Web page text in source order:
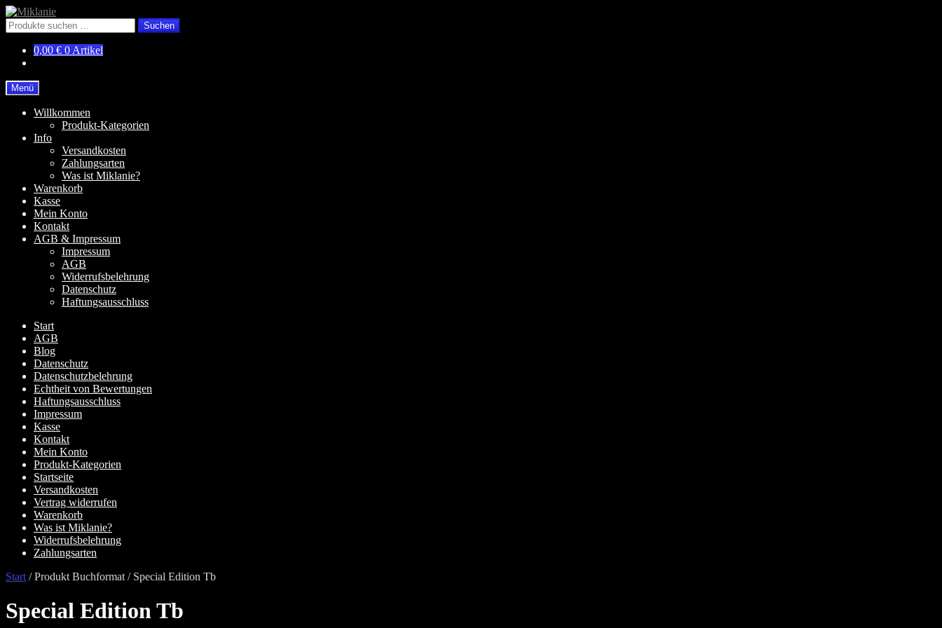
Zur
Navigation
springen
Zum
Inhalt
springen
Suchen
nach:
Suchen
0,00 € 0 Artikel
Menü
Willkommen
Produkt-Kategorien
Info
Versandkosten
Zahlungsarten
Was ist Miklanie?
Warenkorb
Kasse
Mein Konto
Kontakt
AGB & Impressum
Impressum
AGB
Widerrufsbelehrung
Datenschutz
Haftungsausschluss
Start
AGB
Blog
Datenschutz
Datenschutzbelehrung
Echtheit von Bewertungen
Haftungsausschluss
Impressum
Kasse
Kontakt
Mein Konto
Produkt-Kategorien
Startseite
Versandkosten
Vertrag widerrufen
Warenkorb
Was ist Miklanie?
Widerrufsbelehrung
Zahlungsarten
Start /Produkt Buchformat / Special Edition Tb
Special Edition Tb